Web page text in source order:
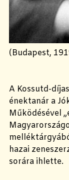
(Budapest,
A Kossutd-
énektanár a
Működésével
hazai
sorára ihlette.